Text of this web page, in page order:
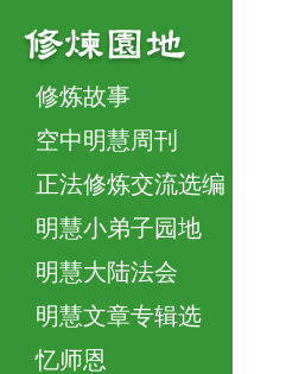
修炼故事
空中明慧周刊
正法修炼交流选编
明慧小弟子园地
明慧大陆法会
明慧文章专辑选
忆师恩